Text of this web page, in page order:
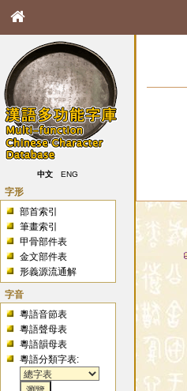
中文 ENG
字形
部首索引
筆畫索引
甲骨部件表
金文部件表
形義源流通解
字音
粵語音節表
粵語聲母表
粵語韻母表
粵語分類字表: